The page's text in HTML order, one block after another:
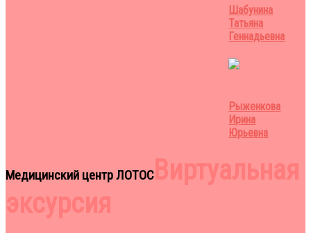
Шабунина
Татьяна
Геннадьевна
Рыженкова
Ирина
Юрьевна
Медицинский центр ЛОТОСВиртуальная
эксурсия